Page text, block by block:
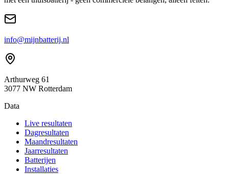
info@mijnbatterij.nl
Arthurweg 61
3077 NW Rotterdam
Data
Live resultaten
Dagresultaten
Maandresultaten
Jaarresultaten
Batterijen
Installaties